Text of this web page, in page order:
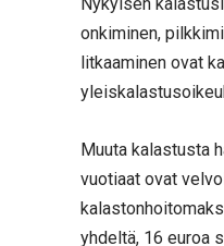
onkiminen,
litkaaminen ovat
Muuta kalastusta
vuotiaat ovat
yhdeltä, 16 euroa